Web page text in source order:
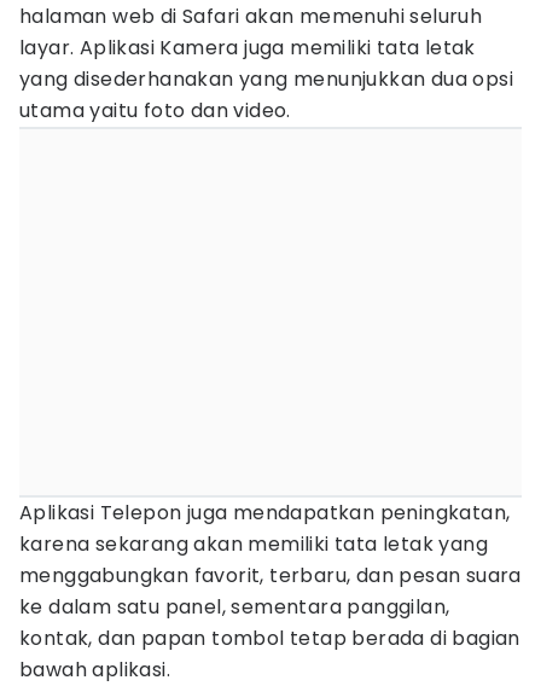
halaman web di Safari akan memenuhi seluruh
layar. Aplikasi Kamera juga memiliki tata letak
yang disederhanakan yang menunjukkan dua opsi
utama yaitu foto dan video.
Aplikasi Telepon juga mendapatkan peningkatan,
karena sekarang akan memiliki tata letak yang
menggabungkan favorit, terbaru, dan pesan suara
ke dalam satu panel, sementara panggilan,
kontak, dan papan tombol tetap berada di bagian
bawah aplikasi.